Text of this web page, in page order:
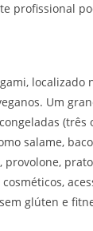
profissional
Um
(três
salame,
glúten e